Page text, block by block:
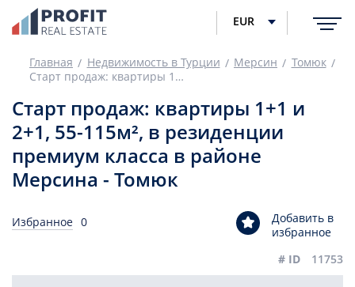
EUR
Главная Недвижимость в Турции Мерсин
Томюк
Старт продаж: квартиры 1+1 и 2+1, 55-115м², в резиденции премиум класса в районе Мерсина - Томюк
Старт продаж: квартиры 1+1 и
2+1, 55-115м², в резиденции
премиум класса в районе
Мерсина - Томюк
Избранное 0
Добавить в
избранное
# ID
11753